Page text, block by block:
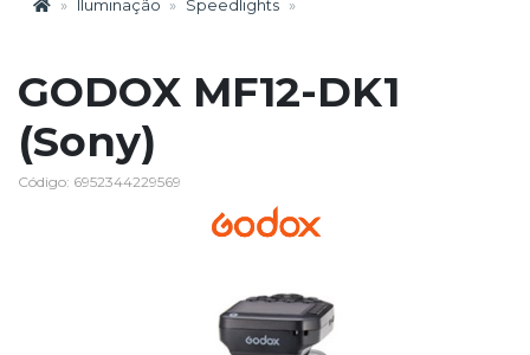
Iluminação Speedlights
GODOX MF12-DK1
(Sony)
Código: 6952344229569